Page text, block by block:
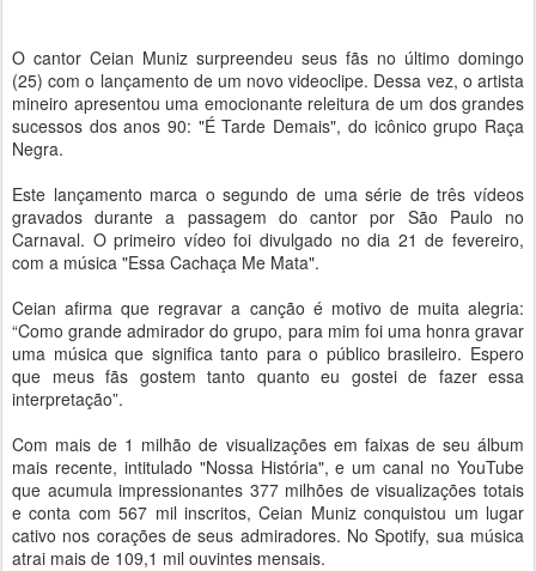
O cantor Ceian Muniz surpreendeu seus fãs no último domingo
(25) com o lançamento de um novo videoclipe. Dessa vez, o artista
mineiro apresentou uma emocionante releitura de um dos grandes
sucessos dos anos 90: "É Tarde Demais", do icônico grupo Raça
Negra.
Este lançamento marca o segundo de uma série de três vídeos
gravados durante a passagem do cantor por São Paulo no
Carnaval. O primeiro vídeo foi divulgado no dia 21 de fevereiro,
com a música "Essa Cachaça Me Mata".
Ceian afirma que regravar a canção é motivo de muita alegria:
“Como grande admirador do grupo, para mim foi uma honra gravar
uma música que significa tanto para o público brasileiro. Espero
que meus fãs gostem tanto quanto eu gostei de fazer essa
interpretação”.
Com mais de 1 milhão de visualizações em faixas de seu álbum
mais recente, intitulado "Nossa História", e um canal no YouTube
que acumula impressionantes 377 milhões de visualizações totais
e conta com 567 mil inscritos, Ceian Muniz conquistou um lugar
cativo nos corações de seus admiradores. No Spotify, sua música
atrai mais de 109,1 mil ouvintes mensais.